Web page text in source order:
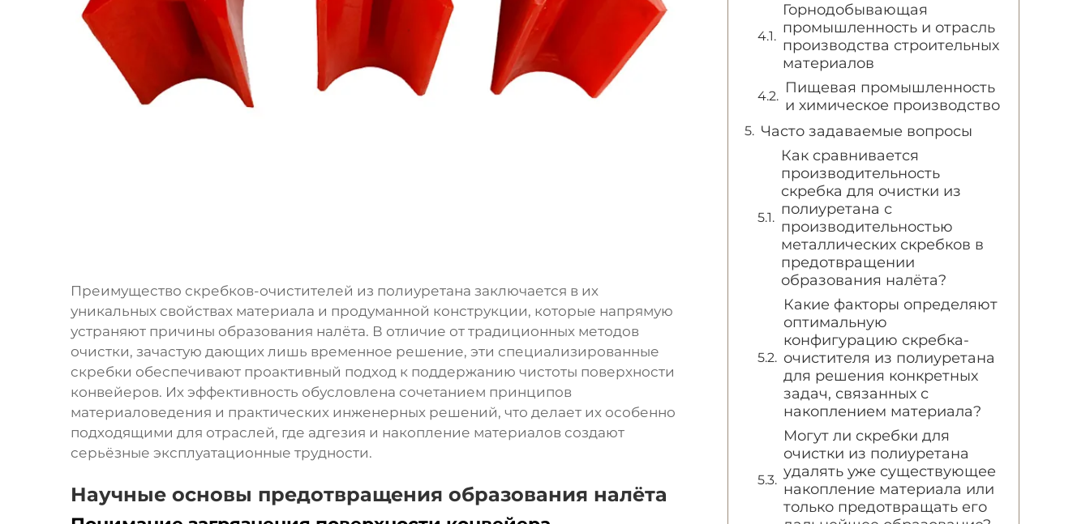
Преимущество скребков-очистителей из полиуретана заключается в их
уникальных свойствах материала и продуманной конструкции, которые напрямую
устраняют причины образования налёта. В отличие от традиционных методов
очистки, зачастую дающих лишь временное решение, эти специализированные
скребки обеспечивают проактивный подход к поддержанию чистоты поверхности
конвейеров. Их эффективность обусловлена сочетанием принципов
материаловедения и практических инженерных решений, что делает их особенно
подходящими для отраслей, где адгезия и накопление материалов создают
серьёзные эксплуатационные трудности.
Научные основы предотвращения образования налёта
Горнодобывающая
промышленность и отрасль
производства строительных
материалов
Пищевая промышленность
и химическое производство
Часто задаваемые вопросы
Как сравнивается
производительность
скребка для очистки из
полиуретана с
производительностью
металлических скребков в
предотвращении
образования налёта?
Какие факторы определяют
оптимальную
конфигурацию скребка-
очистителя из полиуретана
для решения конкретных
задач, связанных с
накоплением материала?
Могут ли скребки для
очистки из полиуретана
удалять уже существующее
накопление материала или
только предотвращать его